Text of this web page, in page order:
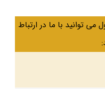
توانید با ما در ارتباط